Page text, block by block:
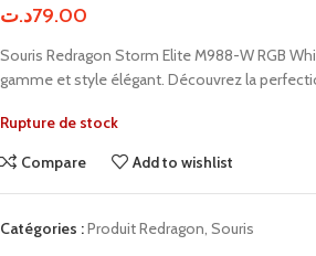
79.00د.ت
Souris Redragon Storm Elite M988-W RGB
gamme et style élégant. Découvrez la
Rupture de stock
Compare
Add to wishlist
Catégories :Produit Redragon, Souris